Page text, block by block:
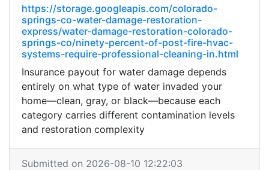
https://storage.googleapis.com/colorado-
springs-co-water-damage-restoration-
express/water-damage-restoration-colorado-
springs-co/ninety-percent-of-post-fire-hvac-
systems-require-professional-cleaning-in.html
Insurance payout for water damage depends
entirely on what type of water invaded your
home—clean, gray, or black—because each
category carries different contamination levels
and restoration complexity
Submitted on 2026-08-10 12:22:03